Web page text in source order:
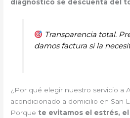
diagnóstico se descuenta del
Transparencia total.
damos factura si la
¿Por qué elegir nuestro servicio a
acondicionado a domicilio en San
Porque te evitamos el estrés,